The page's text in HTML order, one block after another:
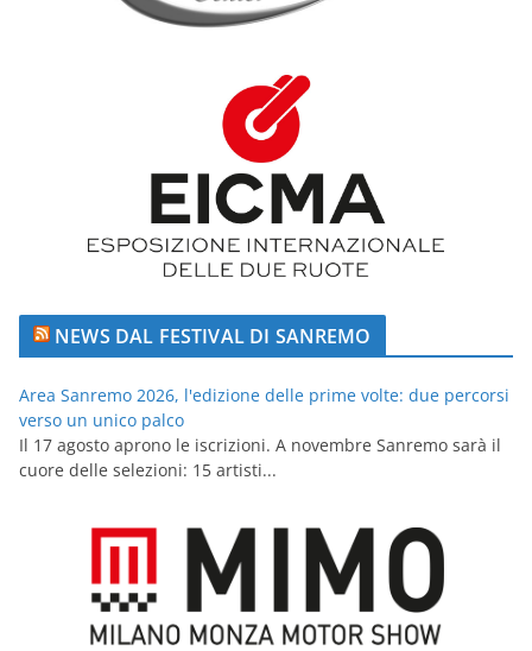
NEWS DAL FESTIVAL DI SANREMO
Area Sanremo 2026, l'edizione delle prime volte: due percorsi
verso un unico palco
Il 17 agosto aprono le iscrizioni. A novembre Sanremo sarà il
cuore delle selezioni: 15 artisti...